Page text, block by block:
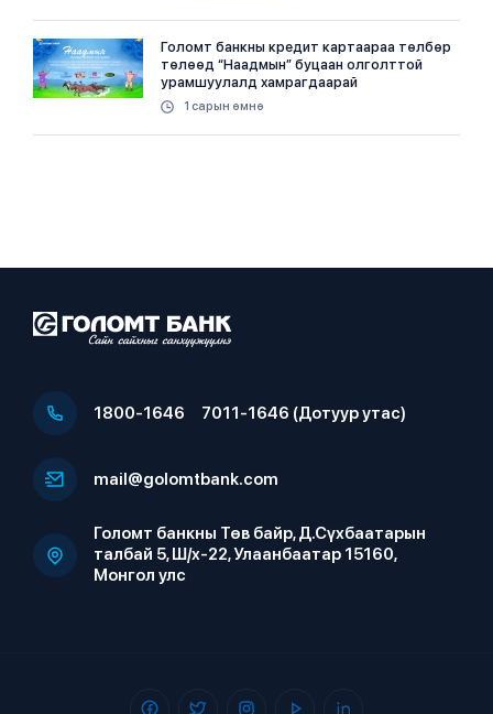
Голомт банкны кредит картаараа төлбөр
төлөөд “Наадмын” буцаан олголттой
урамшуулалд хамрагдаарай
1 сарын өмнө
1800-1646 7011-1646 (Дотуур утас)
mail@golomtbank.com
Голомт банкны Төв байр, Д.Сүхбаатарын
талбай 5, Ш/х-22, Улаанбаатар 15160,
Монгол улс